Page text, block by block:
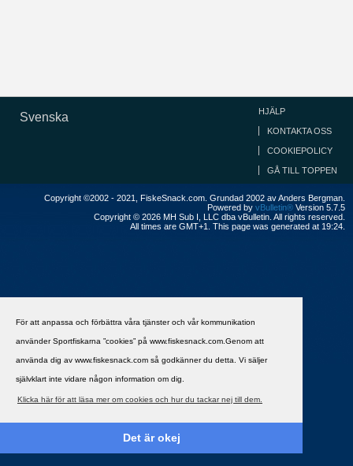
För att anpassa och förbättra våra tjänster och vår kommunikation
använder Sportfiskarna ”cookies” på www.fiskesnack.com.Genom att
använda dig av www.fiskesnack.com så godkänner du detta. Vi säljer
självklart inte vidare någon information om dig.
Klicka här för att läsa mer om cookies och hur du tackar nej till dem.
Det är okej
Svenska HJÄLP
KONTAKTA OSS
COOKIEPOLICY
GÅ TILL TOPPEN
Copyright ©2002 - 2021, FiskeSnack.com. Grundad 2002 av Anders Bergman.
Powered by vBulletin® Version 5.7.5
Copyright © 2026 MH Sub I, LLC dba vBulletin. All rights reserved.
All times are GMT+1. This page was generated at 19:24.